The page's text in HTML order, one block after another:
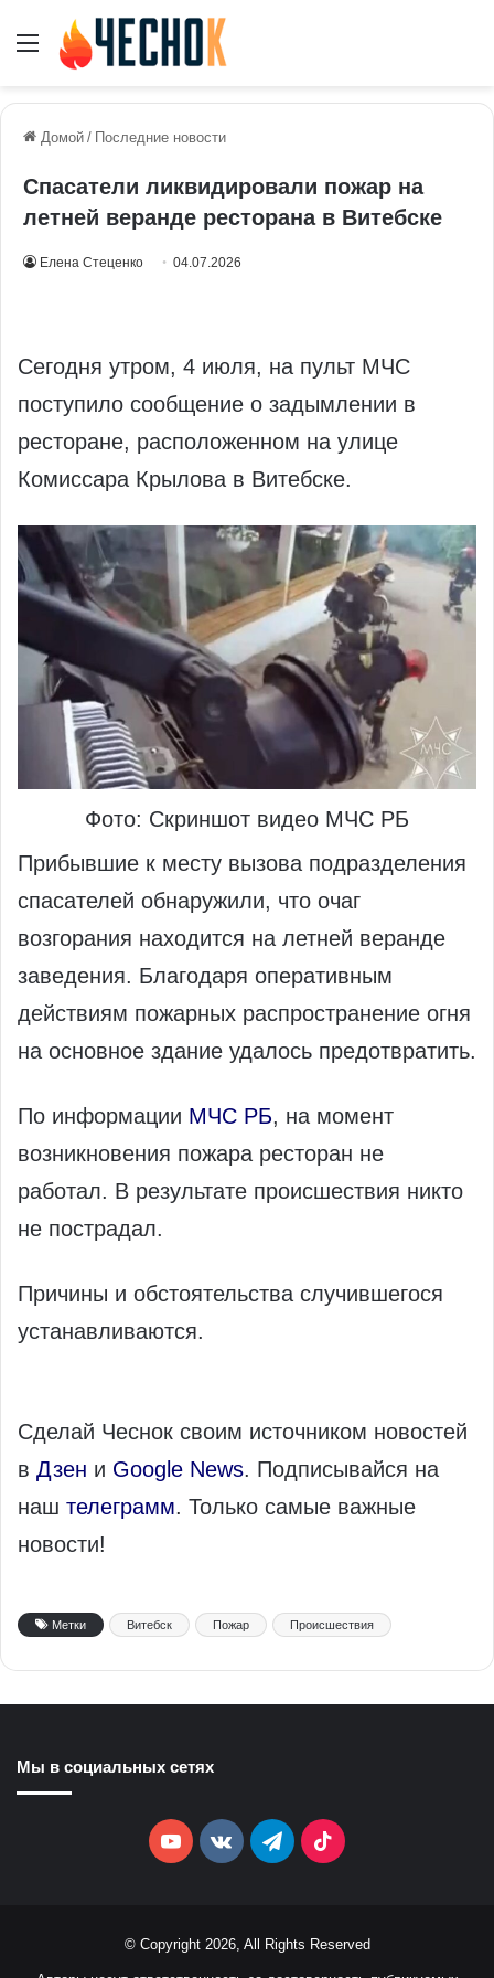
Меню
Домой / Последние новости
Спасатели ликвидировали пожар на
летней веранде ресторана в Витебске
Елена Стеценко 04.07.2026
Сегодня утром, 4 июля, на пульт МЧС
поступило сообщение о задымлении в
ресторане, расположенном на улице
Комиссара Крылова в Витебске.
Фото: Скриншот видео МЧС РБ
Прибывшие к месту вызова подразделения
спасателей обнаружили, что очаг
возгорания находится на летней веранде
заведения. Благодаря оперативным
действиям пожарных распространение огня
на основное здание удалось предотвратить.
По информации МЧС РБ, на момент
возникновения пожара ресторан не
работал. В результате происшествия никто
не пострадал.
Причины и обстоятельства случившегося
устанавливаются.
Сделай Чеснок своим источником новостей
в Дзен и Google News. Подписывайся на
наш телеграмм. Только самые важные
новости!
Метки Витебск Пожар Происшествия
Мы в социальных сетях
YouTubevk.comTelegramTikTok
© Copyright 2026, All Rights Reserved